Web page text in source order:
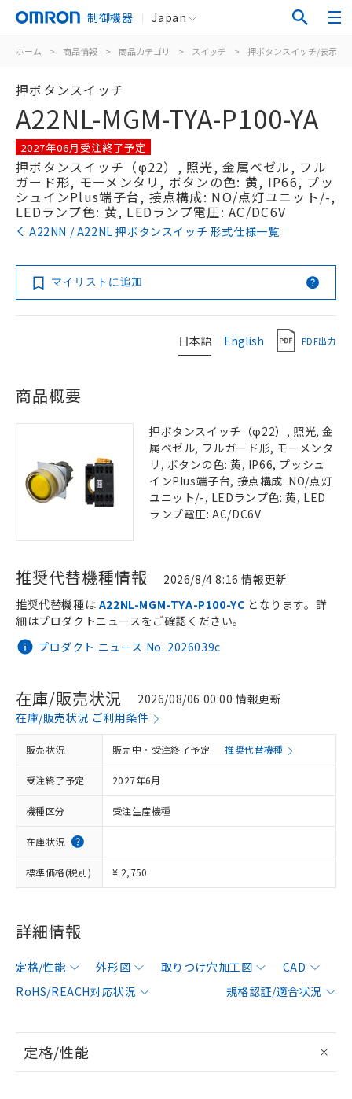
制御機器 Japan
ホーム > 商品情報 > 商品カテゴリ > スイッチ > 押ボタンスイッチ/表示灯
押ボタンスイッチ
A22NL-MGM-TYA-P100-YA
2027年06月受注終了予定
押ボタンスイッチ（φ22）, 照光, 金属ベゼル, フル
ガード形, モーメンタリ, ボタンの色: 黄, IP66, プッ
シュインPlus端子台, 接点構成: NO/点灯ユニット/-,
LEDランプ色: 黄, LEDランプ電圧: AC/DC6V
A22NN / A22NL 押ボタンスイッチ 形式仕様一覧
マイリストに追加
日本語 English PDF出力
商品概要
押ボタンスイッチ（φ22）, 照光, 金
属ベゼル, フルガード形, モーメンタ
リ, ボタンの色: 黄, IP66, プッシュ
インPlus端子台, 接点構成: NO/点灯
ユニット/-, LEDランプ色: 黄, LED
ランプ電圧: AC/DC6V
推奨代替機種情報 2026/8/4 8:16 情報更新
プロダクト ニュース No. 2026039c
推奨代替機種は A22NL-MGM-TYA-P100-YC となります。詳
細はプロダクトニュースをご確認ください。
在庫/販売状況
2026/08/06 00:00 情報更新
在庫/販売状況 ご利用条件
販売状況 販売中・受注終了予定 推奨代替機種
受注終了予定 2027年6月
機種区分 受注生産機種
在庫状況
標準価格(税別) ¥ 2,750
詳細情報
定格/性能 外形図 取りつけ穴加工図
CAD
RoHS/REACH対応状況
規格認証/適合状況
定格/性能